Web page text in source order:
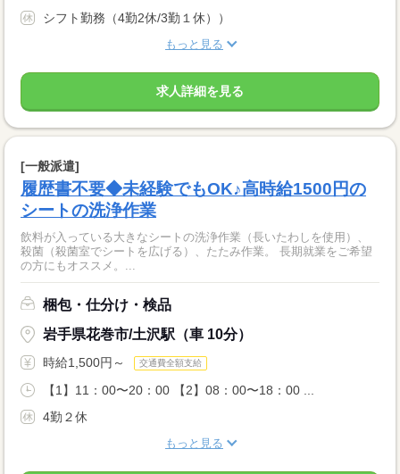
シフト勤務（4勤2休/3勤１休））
もっと見る
求人詳細を見る
[一般派遣]
履歴書不要◆未経験でもOK♪高時給1500円の
シートの洗浄作業
飲料が入っている大きなシートの洗浄作業（長いたわしを使用）、
殺菌（殺菌室でシートを広げる）、たたみ作業。 長期就業をご希望
の方にもオススメ。...
梱包・仕分け・検品
岩手県花巻市/土沢駅（車 10分）
時給1,500円～ 交通費全額支給
【1】11：00〜20：00 【2】08：00〜18：00 ...
4勤２休
もっと見る